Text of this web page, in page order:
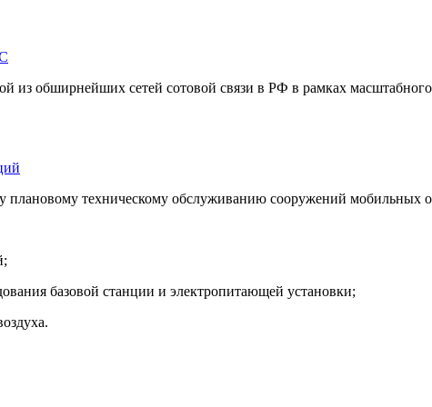
обширнейших сетей сотовой связи в РФ в рамках масштабного
техническому обслуживанию сооружений мобильных
базовой станции и электропитающей установки;